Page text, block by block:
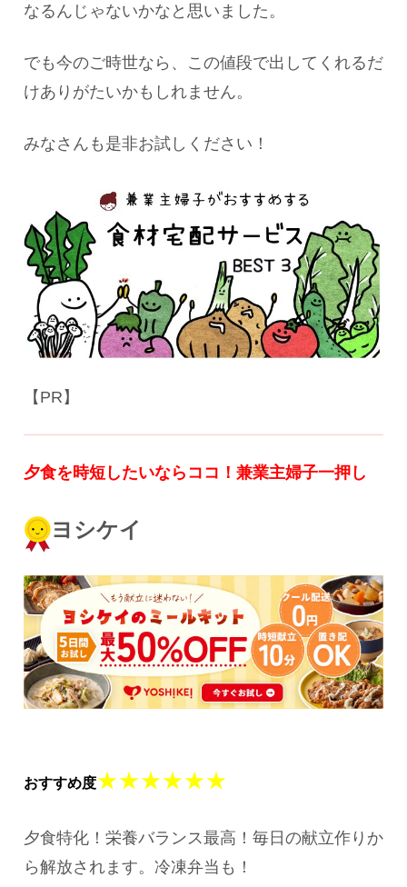
なるんじゃないかなと思いました。
でも今のご時世なら、この値段で出してくれるだ
けありがたいかもしれません。
みなさんも是非お試しください！
【PR】
夕食を時短したいならココ！ 兼業主婦子一押し
ヨシケイ
おすすめ度★★★★★★
夕食特化！栄養バランス最高！毎日の献立作りか
ら解放されます。冷凍弁当も！